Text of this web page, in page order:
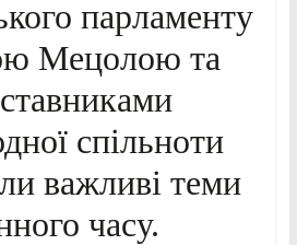
парламенту
Мецолою та
спільноти
важливі теми
часу.